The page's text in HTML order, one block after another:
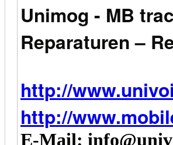
Unimog - MB
Reparaturen –
http://
http://
E-Mail: